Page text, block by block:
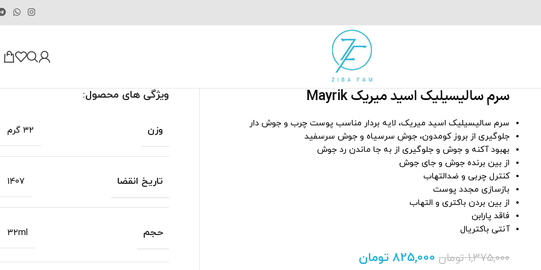
سرم سالیسیلیک اسید میریک Mayrik
سرم سالیسیلیک اسید میریک، لایه بردار مناسب پوست چرب و جوش دار
جلوگیری از بروز کومدون، جوش سرسیاه و جوش سرسفید
بهبود آکنه و جوش و جلوگیری از به جا ماندن رد جوش
از بین برنده جوش و جای جوش
کنترل چربی و ضدالتهاب
بازسازی مجدد پوست
از بین بردن باکتری و التهاب
فاقد پارابن
آنتی باکتریال
1,375,000 تومان 825,000 تومان
ویژگی های محصول:
وزن 32 گرم
تاریخ انقضا 1407
حجم 32ml